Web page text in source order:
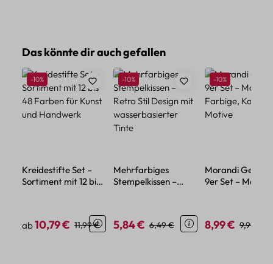
Produktgalerie überspringen
Das könnte dir auch gefallen
Rabatt
-10%
Kreidestifte Set –
Sortiment mit 12 bis
Verkaufspreis:
ab10,79 € Regulärer Preis:
11,99 €
Rabatt
-10%
Mehrfarbiges
Stempelkissen –
Verkaufspreis:
5,84 € Regulärer Preis:
6,49 €
Rabatt
-10%
Morandi Gel
9er Set –
Verkaufspreis:
8,99 € 9,99 €